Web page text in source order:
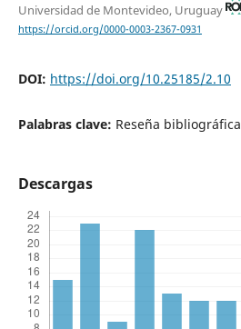
Universidad de Montevideo, Uruguay
https://orcid.org/0000-0003-2367-0931
DOI: https://doi.org/10.25185/2.10
Palabras clave: Reseña bibliográfica
Descargas